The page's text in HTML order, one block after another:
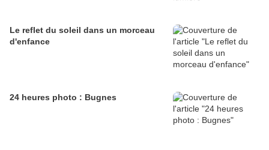
Le reflet du soleil dans un morceau
d'enfance
24 heures photo : Bugnes